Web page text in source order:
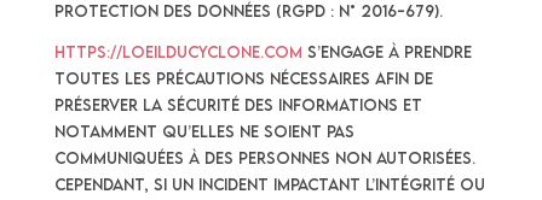
Protection des Données (RGPD : n° 2016-679).
https://loeilducyclone.com s’engage à prendre
toutes les précautions nécessaires afin de
préserver la sécurité des Informations et
notamment qu’elles ne soient pas
communiquées à des personnes non autorisées.
Cependant, si un incident impactant l’intégrité ou